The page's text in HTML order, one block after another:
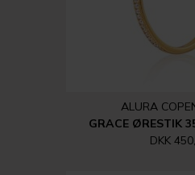
ALURA
GRACE ØRESTIK
DKK